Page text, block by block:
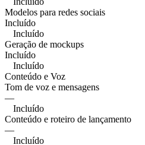
Modelos para redes sociais
Incluído
Incluído
Geração de mockups
Incluído
Incluído
Conteúdo e Voz
Tom de voz e mensagens
—
Incluído
Conteúdo e roteiro de lançamento
—
Incluído